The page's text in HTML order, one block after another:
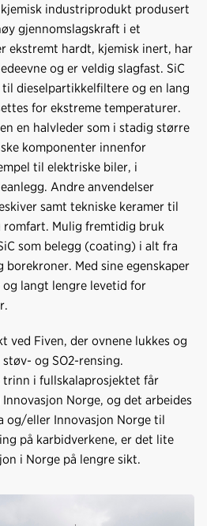
kjemisk industriprodukt produsert
gjennomslagskraft i et
ekstremt hardt, kjemisk inert, har
og er veldig slagfast. SiC
dieselpartikkelfiltere og en lang
for ekstreme temperaturer.
en halvleder som i stadig større
komponenter innenfor
til elektriske biler, i
Andre anvendelser
samt tekniske keramer til
Mulig fremtidig bruk
som belegg (coating) i alt fra
Med sine egenskaper
og langt lengre levetid for
ved Fiven, der ovnene lukkes og
og SO2-rensing.
i fullskalaprosjektet får
Norge, og det arbeides
og/eller Innovasjon Norge til
på karbidverkene, er det lite
i Norge på lengre sikt.